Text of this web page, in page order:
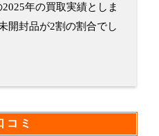
年の買取実績としま
開封品が2割の割合でし
コミ